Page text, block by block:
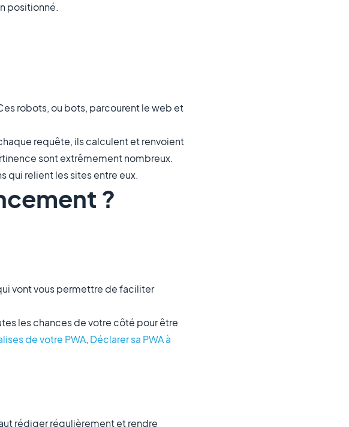
positionné.
robots, ou bots, parcourent le web et
requête, ils calculent et renvoient
sont extrêmement nombreux.
qui relient les sites entre eux.
?
vont vous permettre de faciliter
les chances de votre côté pour être
de votre PWA, Déclarer sa PWAà
rédiger régulièrement et rendre